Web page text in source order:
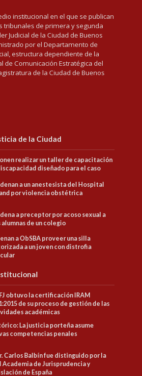
institucional en el que se publican
tribunales de primera y segunda
Judicial de la Ciudad de Buenos
por el Departamento de
estructura dependiente de la
de Comunicación Estratégica del
de la Ciudad de Buenos
de la Ciudad
realizar un taller de capacitación
diseñado para el caso
a un anestesista del Hospital
por violencia obstétrica
a preceptor por acoso sexual a
de un colegio
a ObSBA proveer una silla
a un joven con distrofia
obtuvo la certificación IRAM
de su proceso de gestión de las
académicas
La justicia porteña asume
competencias penales
Carlos Balbín fue distinguido por la
Academia de Jurisprudencia y
de España